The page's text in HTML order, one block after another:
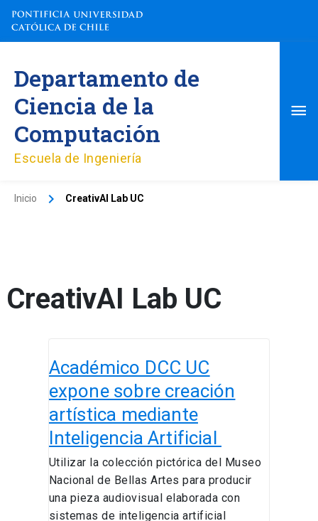
contenido
Departamento de
Ciencia de la
Computación
Escuela de Ingeniería
Inicio CreativAI Lab UC
CreativAI Lab UC
Académico DCC UC
expone sobre creación
artística mediante
Inteligencia Artificial
Utilizar la colección pictórica del Museo
Nacional de Bellas Artes para producir
una pieza audiovisual elaborada con
sistemas de inteligencia artificial
DCC
expone
sobre
creación
Artificial